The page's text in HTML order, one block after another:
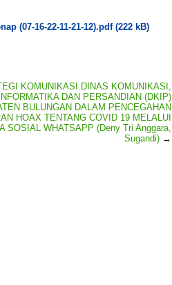
(07-16-22-11-21-12).pdf (222 kB)
KOMUNIKASI DINAS KOMUNIKASI,
INFORMATIKA DAN PERSANDIAN (DKIP)
BULUNGAN DALAM PENCEGAHAN
HOAX TENTANG COVID 19 MELALUI
SOSIAL WHATSAPP (Deny Tri Anggara,
Sugandi) →